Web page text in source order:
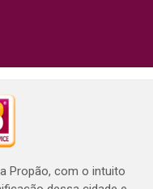
Propão, com o intuito